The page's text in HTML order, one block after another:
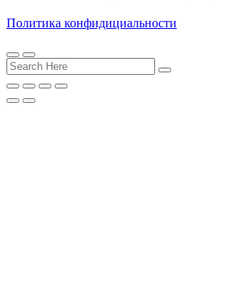
Политика конфидициальности